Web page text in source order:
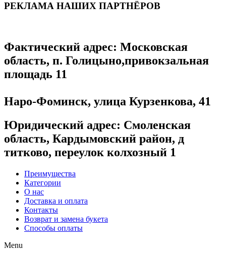
РЕКЛАМА НАШИХ ПАРТНЁРОВ
Фактический адрес: Московская
область, п. Голицыно,привокзальная
площадь 11
Наро-Фоминск, улица Курзенкова, 41
Юридический адрес: Смоленская
область, Кардымовский район, д
титково, переулок колхозный 1
Преимущества
Категории
О нас
Доставка и оплата
Контакты
Возврат и замена букета
Способы оплаты
Menu